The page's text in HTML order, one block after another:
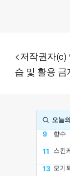
<저작권자
습 및 활용 금